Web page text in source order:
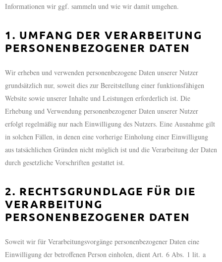
Informationen wir ggf. sammeln und wie wir damit umgehen.
1. UMFANG DER VERARBEITUNG
PERSONENBEZOGENER DATEN
Wir erheben und verwenden personenbezogene Daten unserer Nutzer
grundsätzlich nur, soweit dies zur Bereitstellung einer funktionsfähigen
Website sowie unserer Inhalte und Leistungen erforderlich ist. Die
Erhebung und Verwendung personenbezogener Daten unserer Nutzer
erfolgt regelmäßig nur nach Einwilligung des Nutzers. Eine Ausnahme gilt
in solchen Fällen, in denen eine vorherige Einholung einer Einwilligung
aus tatsächlichen Gründen nicht möglich ist und die Verarbeitung der Daten
durch gesetzliche Vorschriften gestattet ist.
2. RECHTSGRUNDLAGE FÜR DIE
VERARBEITUNG
PERSONENBEZOGENER DATEN
Soweit wir für Verarbeitungsvorgänge personenbezogener Daten eine
Einwilligung der betroffenen Person einholen, dient Art. 6 Abs. 1 lit. a